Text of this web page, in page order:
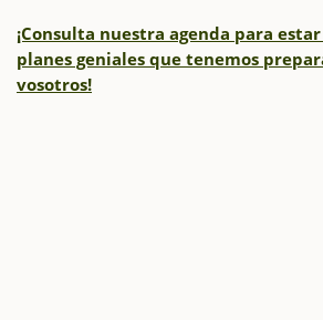
¡Consulta nuestra agenda para
planes geniales que tenemos
vosotros!